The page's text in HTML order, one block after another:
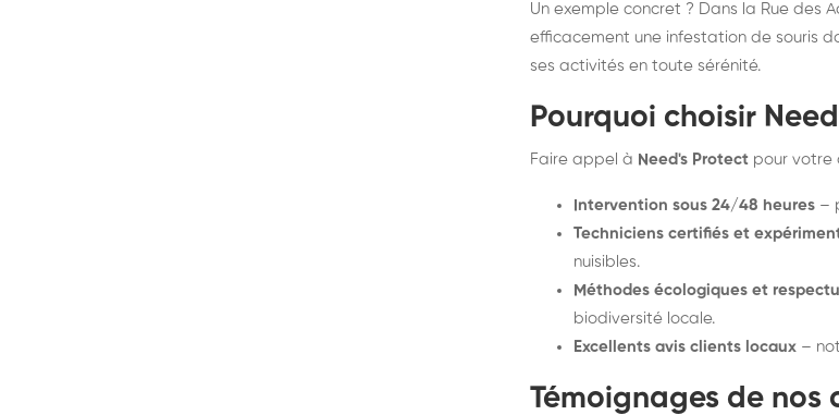
Un exemple concret ? Dans la Rue
efficacement une infestation de souris
ses activités en toute sérénité.
Pourquoi choisir
Faire appel à Need's Protect pour votre
Intervention sous 24/48 heures –
Techniciens certifiés et
nuisibles.
Méthodes écologiques et
biodiversité locale.
Excellents avis clients locaux –
Témoignages de nos